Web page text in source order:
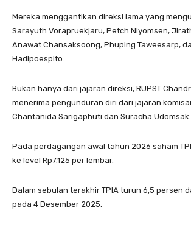
Mereka menggantikan direksi lama yang
Sarayuth Vorapruekjaru, Petch Niyomsen,
Anawat Chansaksoong, Phuping Taweesarp,
Hadipoespito.
Bukan hanya dari jajaran direksi, RUPST
menerima pengunduran diri dari jajaran
Chantanida Sarigaphuti dan Suracha Udomsak.
Pada perdagangan awal tahun 2026 saham
ke level Rp7.125 per lembar.
Dalam sebulan terakhir TPIA turun 6,5 persen
pada 4 Desember 2025.